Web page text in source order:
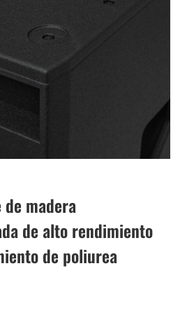
madera
de alto rendimiento
de poliurea